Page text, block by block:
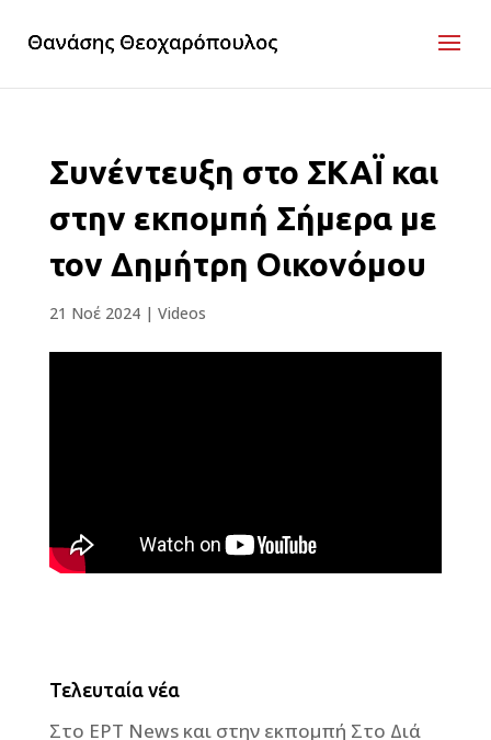
Συνέντευξη στο ΣΚΑΪ και
στην εκπομπή Σήμερα με
τον Δημήτρη Οικονόμου
21 Νοέ 2024| Videos
Τελευταία νέα
Στο ΕΡΤ News και στην εκπομπή Στο Διά